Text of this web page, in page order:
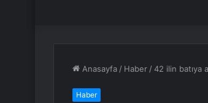
Anasayfa / Haber /42 ilin batıya
Haber